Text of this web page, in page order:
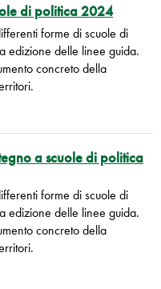
di politica 2024
forme di scuole di
edizione delle linee guida.
concreto della
a scuole di politica
forme di scuole di
edizione delle linee guida.
concreto della